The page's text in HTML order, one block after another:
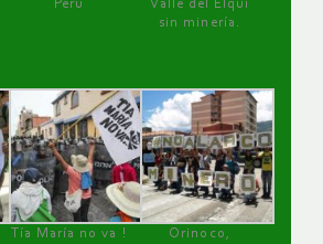
Perú
Valle del Elqui
sin minería.
Tía María no va ! Orinoco,